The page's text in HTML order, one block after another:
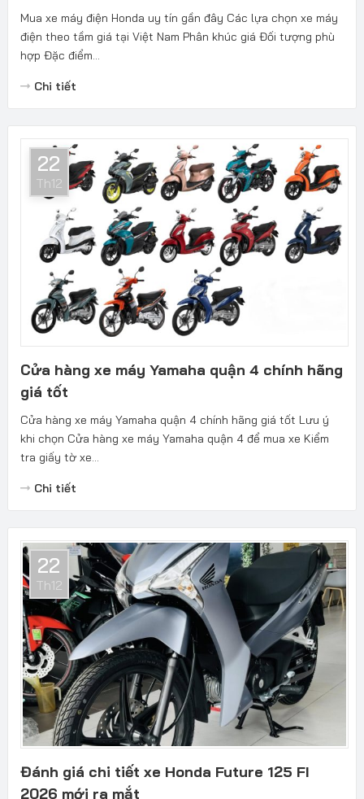
Mua xe máy điện Honda uy tín gần đây Các lựa chọn xe máy
điện theo tầm giá tại Việt Nam Phân khúc giá Đối tượng phù
hợp Đặc điểm...
Chi tiết
22
Th12
Cửa hàng xe máy Yamaha quận 4 chính hãng
giá tốt
Cửa hàng xe máy Yamaha quận 4 chính hãng giá tốt Lưu ý
khi chọn Cửa hàng xe máy Yamaha quận 4 để mua xe Kiểm
tra giấy tờ xe...
Chi tiết
22
Th12
Đánh giá chi tiết xe Honda Future 125 FI
2026 mới ra mắt